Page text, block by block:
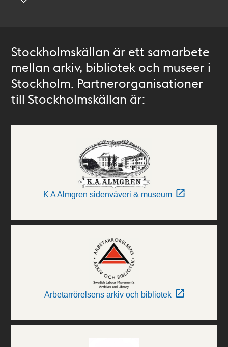
Stockholmskällan är ett samarbete
mellan arkiv, bibliotek och museer i
Stockholm. Partnerorganisationer
till Stockholmskällan är:
K A Almgren sidenväveri & museum
Arbetarrörelsens arkiv och bibliotek